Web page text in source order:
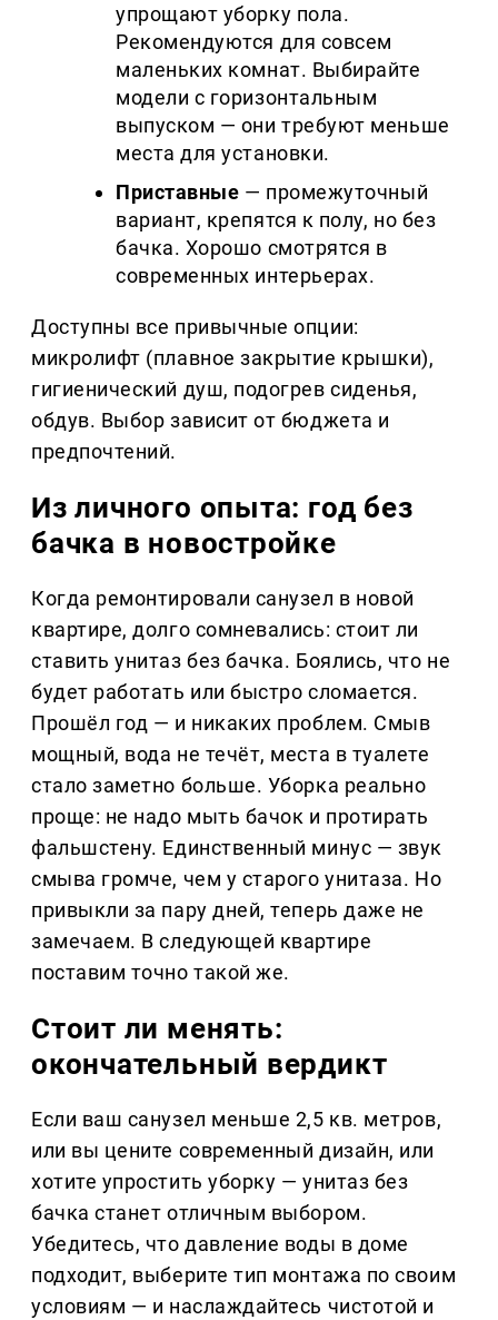
упрощают уборку пола.
Рекомендуются для совсем
маленьких комнат. Выбирайте
модели с горизонтальным
выпуском — они требуют меньше
места для установки.
Приставные — промежуточный
вариант, крепятся к полу, но без
бачка. Хорошо смотрятся в
современных интерьерах.
Доступны все привычные опции:
микролифт (плавное закрытие крышки),
гигиенический душ, подогрев сиденья,
обдув. Выбор зависит от бюджета и
предпочтений.
Из личного опыта: год без
бачка в новостройке
Когда ремонтировали санузел в новой
квартире, долго сомневались: стоит ли
ставить унитаз без бачка. Боялись, что не
будет работать или быстро сломается.
Прошёл год — и никаких проблем. Смыв
мощный, вода не течёт, места в туалете
стало заметно больше. Уборка реально
проще: не надо мыть бачок и протирать
фальшстену. Единственный минус — звук
смыва громче, чем у старого унитаза. Но
привыкли за пару дней, теперь даже не
замечаем. В следующей квартире
поставим точно такой же.
Стоит ли менять:
окончательный вердикт
Если ваш санузел меньше 2,5 кв. метров,
или вы цените современный дизайн, или
хотите упростить уборку — унитаз без
бачка станет отличным выбором.
Убедитесь, что давление воды в доме
подходит, выберите тип монтажа по своим
условиям — и наслаждайтесь чистотой и